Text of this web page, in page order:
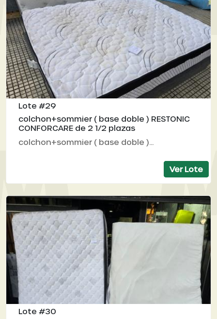
Lote #29
colchon+sommier ( base doble ) RESTONIC
CONFORCARE de 2 1/2 plazas
colchon+sommier ( base doble )...
Ver Lote
Lote #30